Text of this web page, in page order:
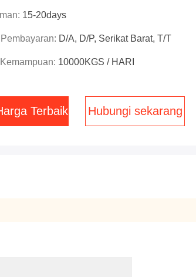
15-20days
D/A, D/P, Serikat Barat, T/T
10000KGS / HARI
Terbaik Hubungi sekarang